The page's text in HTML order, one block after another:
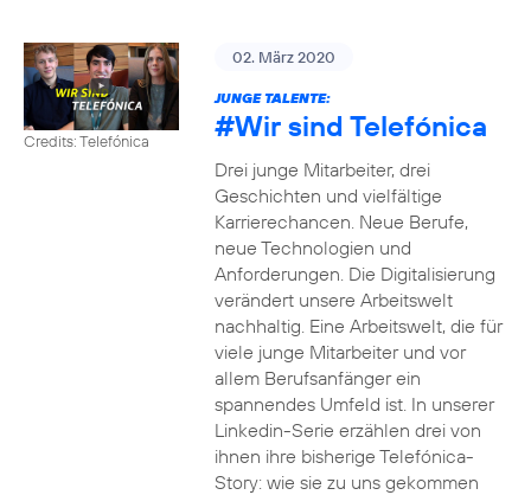
Credits: Telefónica
02. März 2020
JUNGE TALENTE:
#Wirsind Telefónica
Drei junge Mitarbeiter, drei
Geschichten und vielfältige
Karrierechancen. Neue Berufe,
neue Technologien und
Anforderungen. Die Digitalisierung
verändert unsere Arbeitswelt
nachhaltig. Eine Arbeitswelt, die für
viele junge Mitarbeiter und vor
allem Berufsanfänger ein
spannendes Umfeld ist. In unserer
Linkedin-Serie erzählen drei von
ihnen ihre bisherige Telefónica-
Story: wie sie zu uns gekommen